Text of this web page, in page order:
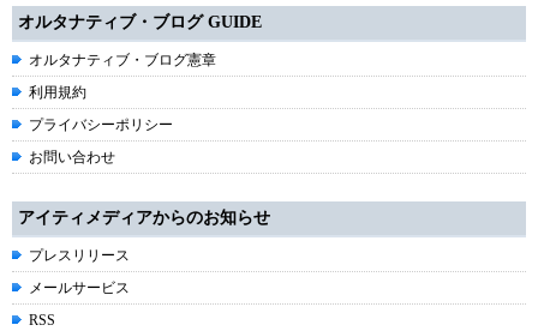
オルタナティブ・ブログ GUIDE
オルタナティブ・ブログ憲章
利用規約
プライバシーポリシー
お問い合わせ
アイティメディアからのお知らせ
プレスリリース
メールサービス
RSS